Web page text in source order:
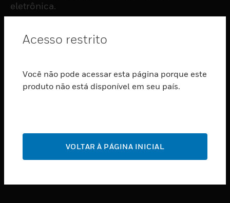
eletrônica.
ASSINAR
PRODUTOS
toggle view
Acesso restrito
Você não pode acessar esta página porque este
produto não está disponível em seu país.
VOLTAR À PÁGINA INICIAL